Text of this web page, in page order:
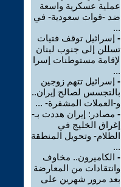
عملية عسكرية واسعة
ضد -قوات سعودية- في
...
- إسرائيل توقف فتيات
تسللن إلى جنوب لبنان
لإقامة مستوطنات إسرا
...
- إسرائيل تتهم زوجين
بالتجسس لصالح إيران..
و-العملات المشفرة- ...
- مصادر: إيران هددت بـ-
إغراق الخليج في
الظلام- وتحويل المنطقة
...
- الكاميرون.. مخاوف
وانتقادات من المعارضة
بعد مرور شهرين على